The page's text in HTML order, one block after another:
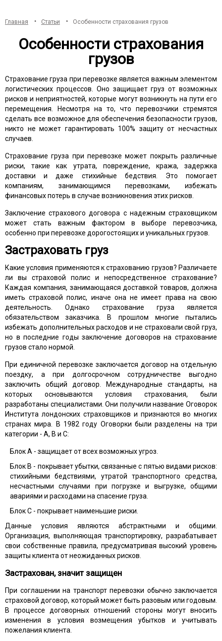
Главная Статьи Особенности страхования грузов
Особенности страхования
грузов
Страхование груза при перевозке является важным элементом
логистических процессов. Оно защищает груз от возможных
рисков и неприятностей, которые могут возникнуть на пути его
перемещения. Несмотря на то, что перевозчики стремятся
сделать все возможное для обеспечения безопасности грузов,
никто не может гарантировать 100% защиту от несчастных
случаев.
Страхование груза при перевозке может покрыть различные
риски, такие как утрата, повреждение, кража, задержка
доставки и даже стихийные бедствия. Это помогает
компаниям, занимающимся перевозками, избежать
финансовых потерь в случае возникновения этих рисков.
Заключение страхового договора с надежным страховщиком
может стать важным фактором в выборе перевозчика,
особенно при перевозке дорогостоящих и уникальных грузов.
Застраховать груз
Какие условия применяются к страхованию грузов? Различаете
ли вы страховой полис и непосредственное страхование?
Каждая компания, занимающаяся доставкой товаров, должна
иметь страховой полис, иначе она не имеет права на свою
деятельность. Однако страхование груза является
обязательством заказчика. В прошлом многие пытались
избежать дополнительных расходов и не страховали свой груз,
но в последние годы заключение договоров на страхование
грузов стало нормой.
При единичной перевозке заключается договор на отдельную
поездку, а при долгосрочном сотрудничестве выгодно
заключить общий договор. Международные стандарты, на
которых основываются условия страхования, были
разработаны специалистами. Они получили название Оговорок
Института лондонских страховщиков и признаются во многих
странах мира. В 1982 году Оговорки были разделены на три
категории - А, В и С:
Блок А - защищает от всех возможных угроз.
Блок В - покрывает убытки, связанные с пятью видами рисков:
стихийными бедствиями, утратой транспортного средства,
несчастными случаями при погрузке и выгрузке, общими
авариями и расходами на спасение груза.
Блок С - покрывает наименьшие риски.
Данные условия являются абстрактными и общими.
Организация, выполняющая транспортировку, разрабатывает
свои собственные правила, предусматривая высокий уровень
защиты клиента от неожиданных рисков.
Застрахован, значит защищен
При соглашении на транспорт перевозки обычно заключается
страховой договор, который может быть разовым или годовым.
В процессе договорных отношений стороны могут вносить
изменения в условия возмещения убытков и учитывать
пожелания клиента.